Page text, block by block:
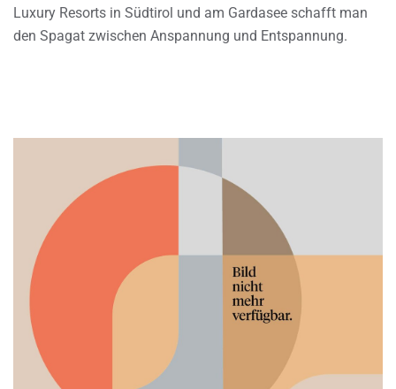
Luxury Resorts in Südtirol und am Gardasee schafft man
den Spagat zwischen Anspannung und Entspannung.